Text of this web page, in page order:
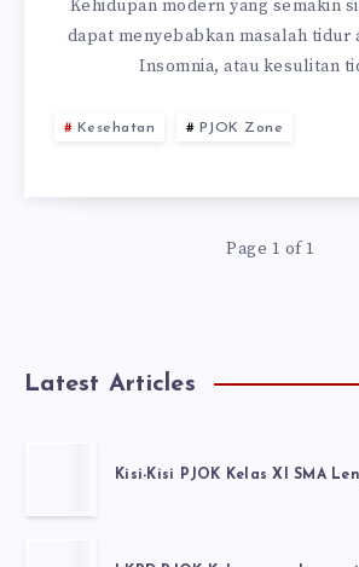
Kehidupan modern yang semakin
dapat menyebabkan masalah tidur
Insomnia, atau kesulitan
Kesehatan PJOK Zone
Page 1 of 1
Latest Articles
Kisi-Kisi PJOK Kelas XI SMA